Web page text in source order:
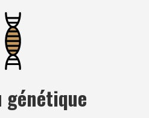
génétique